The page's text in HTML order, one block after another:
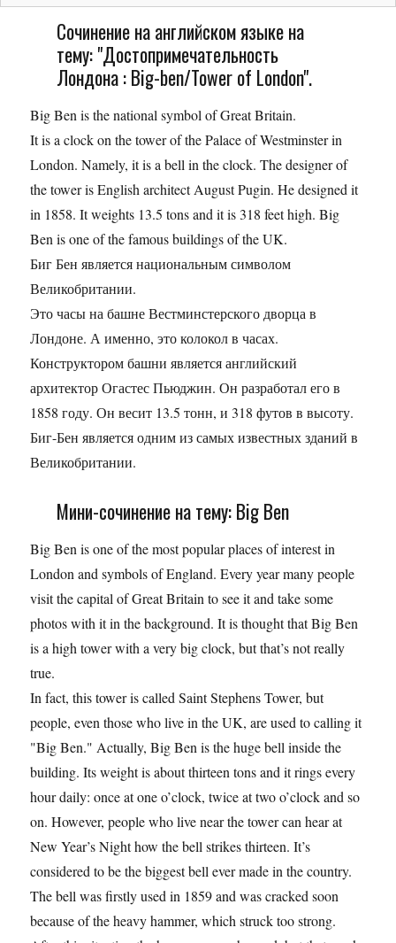
Сочинение на английском языке на
тему: "Достопримечательность
Лондона : Big-ben/Tower of London".
Big Ben is the national symbol of Great Britain.
It is a clock on the tower of the Palace of Westminster in
London. Namely, it is a bell in the clock. The designer of
the tower is English architect August Pugin. He designed it
in 1858. It weights 13.5 tons and it is 318 feet high. Big
Ben is one of the famous buildings of the UK.
Биг Бен является национальным символом
Великобритании.
Это часы на башне Вестминстерского дворца в
Лондоне. А именно, это колокол в часах.
Конструктором башни является английский
архитектор Огастес Пьюджин. Он разработал его в
1858 году. Он весит 13.5 тонн, и 318 футов в высоту.
Биг-Бен является одним из самых известных зданий в
Великобритании.
Мини-сочинение на тему: Big Ben
Big Ben is one of the most popular places of interest in
London and symbols of England. Every year many people
visit the capital of Great Britain to see it and take some
photos with it in the background. It is thought that Big Ben
is a high tower with a very big clock, but that’s not really
true.
In fact, this tower is called Saint Stephens Tower, but
people, even those who live in the UK, are used to calling it
"Big Ben." Actually, Big Ben is the huge bell inside the
building. Its weight is about thirteen tons and it rings every
hour daily: once at one o’clock, twice at two o’clock and so
on. However, people who live near the tower can hear at
New Year’s Night how the bell strikes thirteen. It’s
considered to be the biggest bell ever made in the country.
The bell was firstly used in 1859 and was cracked soon
because of the heavy hammer, which struck too strong.